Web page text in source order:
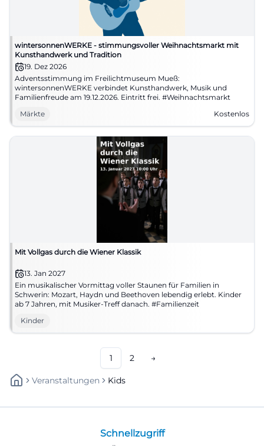
wintersonnenWERKE - stimmungsvoller Weihnachtsmarkt mit
Kunsthandwerk und Tradition
19. Dez 2026
Adventsstimmung im Freilichtmuseum Mueß:
wintersonnenWERKE verbindet Kunsthandwerk, Musik und
Familienfreude am 19.12.2026. Eintritt frei. #Weihnachtsmarkt
Märkte
Kostenlos
Mit Vollgas durch die Wiener Klassik
13. Jan 2027
Ein musikalischer Vormittag voller Staunen für Familien in
Schwerin: Mozart, Haydn und Beethoven lebendig erlebt. Kinder
ab 7 Jahren, mit Musiker-Treff danach. #Familienzeit
Kinder
1 2 →
Veranstaltungen Kids
Schnellzugriff